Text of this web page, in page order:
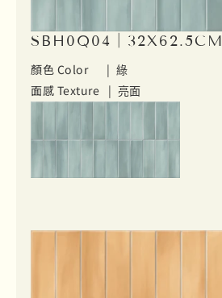
SBH0Q04｜32X62.5CM
顏色 Color | 綠
面感 Texture | 亮面